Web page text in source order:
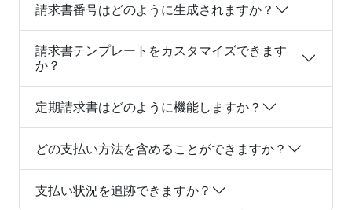
請求書番号はどのように生成されますか？
請求書テンプレートをカスタマイズできます
か？
定期請求書はどのように機能しますか？
どの支払い方法を含めることができますか？
支払い状況を追跡できますか？